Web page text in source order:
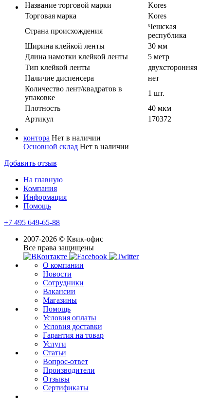
Название торговой марки
Kores
Торговая марка
Kores
Страна происхождения
Чешская
республика
Ширина клейкой ленты
30 мм
Длина намотки клейкой ленты
5 метр
Тип клейкой ленты
двухсторонняя
Наличие диспенсера
нет
Количество лент/квадратов в
упаковке
1 шт.
Плотность
40 мкм
Артикул
170372
контора Нет в наличии
Основной склад Нет в наличии
Добавить отзыв
На главную
Компания
Информация
Помощь
+7 495 649-65-88
2007-2026 © Квик-офис
Все права защищены
О компании
Новости
Сотрудники
Вакансии
Магазины
Помощь
Условия оплаты
Условия доставки
Гарантия на товар
Услуги
Статьи
Вопрос-ответ
Производители
Отзывы
Сертификаты